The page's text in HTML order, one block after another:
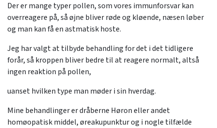
Der er mange typer pollen, som vores immunforsvar kan
overreagere på, så øjne bliver røde og kløende, næsen løber
og man kan få en astmatisk hoste.
Jeg har valgt at tilbyde behandling for det i det tidligere
forår, så kroppen bliver bedre til at reagere normalt, altså
ingen reaktion på pollen,
uanset hvilken type man møder i sin hverdag.
Mine behandlinger er dråberne Høron eller andet
homøopatisk middel, øreakupunktur og i nogle tilfælde